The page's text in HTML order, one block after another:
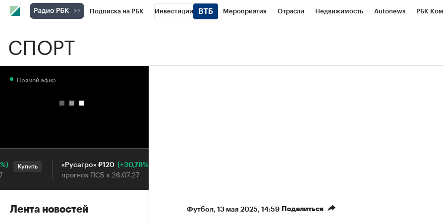
Подписка на РБК Инвестиции Мероприятия Отрасли Недвижимость Autonews РБК
СПОРТ
Футбол⁠, 13 мая 2025, 14:59 Поделиться
Прямой эфир
Купить «Русагро» ₽120 (+30,78%)
прогноз ПСБ к 26.07.27
Купить
Лента новостей